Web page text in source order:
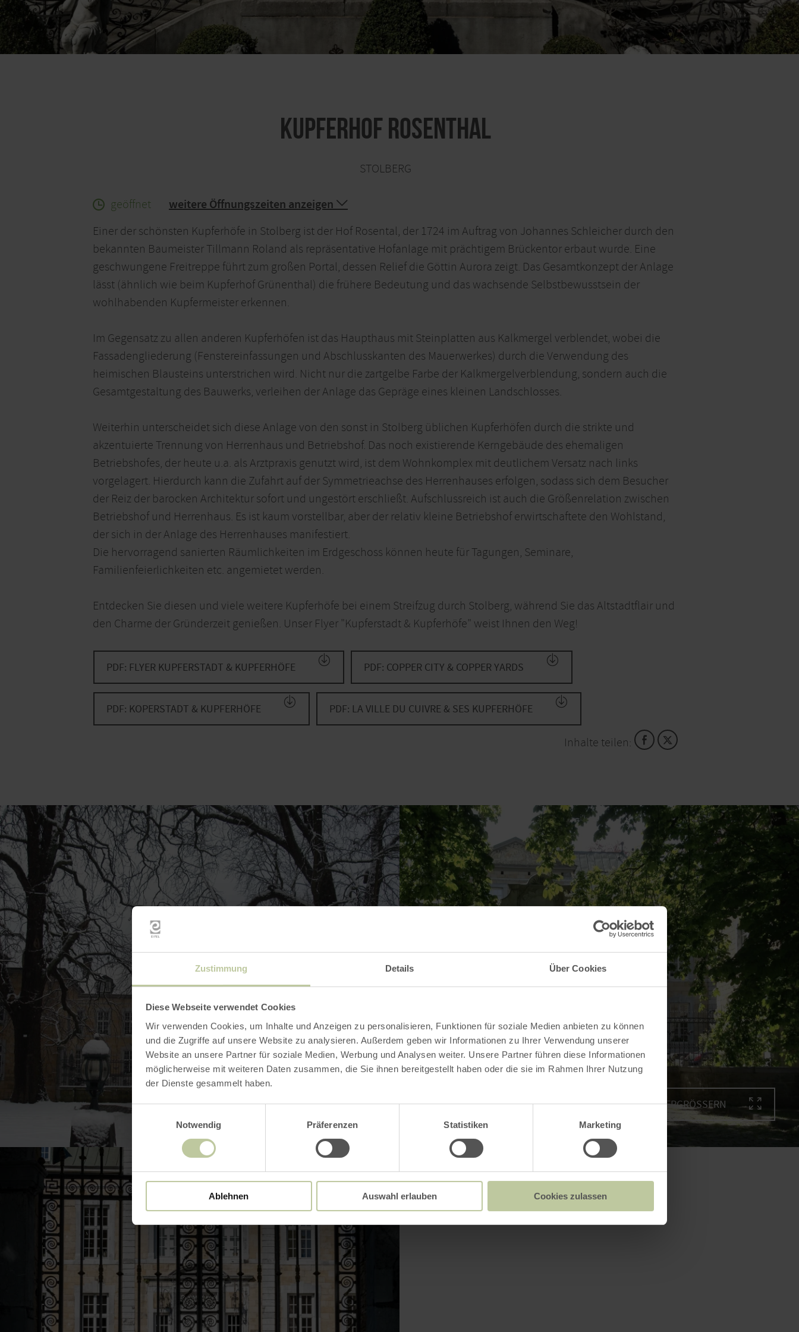
Zustimmung Details Über Cookies
Diese Webseite verwendet Cookies
Wir verwenden Cookies, um Inhalte und Anzeigen zu personalisieren, Funktionen für soziale Medien anbieten zu können
und die Zugriffe auf unsere Website zu analysieren. Außerdem geben wir Informationen zu Ihrer Verwendung unserer
Website an unsere Partner für soziale Medien, Werbung und Analysen weiter. Unsere Partner führen diese Informationen
möglicherweise mit weiteren Daten zusammen, die Sie ihnen bereitgestellt haben oder die sie im Rahmen Ihrer Nutzung
der Dienste gesammelt haben.
Notwendig
Präferenzen Statistiken Marketing
Ablehnen Auswahl erlauben Cookies zulassen
Kupferhof Rosenthal
STOLBERG
geöffnet weitere Öffnungszeiten anzeigen
Einer der schönsten Kupferhöfe in Stolberg ist der Hof Rosental, der 1724 im Auftrag von Johannes Schleicher durch den
bekannten Baumeister Tillmann Roland als repräsentative Hofanlage mit prächtigem Brückentor erbaut wurde. Eine
geschwungene Freitreppe führt zum großen Portal, dessen Relief die Göttin Aurora zeigt. Das Gesamtkonzept der Anlage
lässt (ähnlich wie beim Kupferhof Grünenthal) die frühere Bedeutung und das wachsende Selbstbewusstsein der
wohlhabenden Kupfermeister erkennen.
Im Gegensatz zu allen anderen Kupferhöfen ist das Haupthaus mit Steinplatten aus Kalkmergel verblendet, wobei die
Fassadengliederung (Fenstereinfassungen und Abschlusskanten des Mauerwerkes) durch die Verwendung des
heimischen Blausteins unterstrichen wird. Nicht nur die zartgelbe Farbe der Kalkmergelverblendung, sondern auch die
Gesamtgestaltung des Bauwerks, verleihen der Anlage das Gepräge eines kleinen Landschlosses.
Weiterhin unterscheidet sich diese Anlage von den sonst in Stolberg üblichen Kupferhöfen durch die strikte und
akzentuierte Trennung von Herrenhaus und Betriebshof. Das noch existierende Kerngebäude des ehemaligen
Betriebshofes, der heute u.a. als Arztpraxis genutzt wird, ist dem Wohnkomplex mit deutlichem Versatz nach links
vorgelagert. Hierdurch kann die Zufahrt auf der Symmetrieachse des Herrenhauses erfolgen, sodass sich dem Besucher
der Reiz der barocken Architektur sofort und ungestört erschließt. Aufschlussreich ist auch die Größenrelation zwischen
Betriebshof und Herrenhaus. Es ist kaum vorstellbar, aber der relativ kleine Betriebshof erwirtschaftete den Wohlstand,
der sich in der Anlage des Herrenhauses manifestiert.
Die hervorragend sanierten Räumlichkeiten im Erdgeschoss können heute für Tagungen, Seminare,
Familienfeierlichkeiten etc. angemietet werden.
Entdecken Sie diesen und viele weitere Kupferhöfe bei einem Streifzug durch Stolberg, während Sie das Altstadtflair und
den Charme der Gründerzeit genießen. Unser Flyer "Kupferstadt & Kupferhöfe" weist Ihnen den Weg!
PDF: FLYER KUPFERSTADT & KUPFERHÖFE PDF: COPPER CITY & COPPER YARDS
PDF: KOPERSTADT & KUPFERHÖFE PDF: LA VILLE DU CUIVRE & SES KUPFERHÖFE
Inhalte teilen:
BILD VERGRÖSSERN BILD VERGRÖSSERN